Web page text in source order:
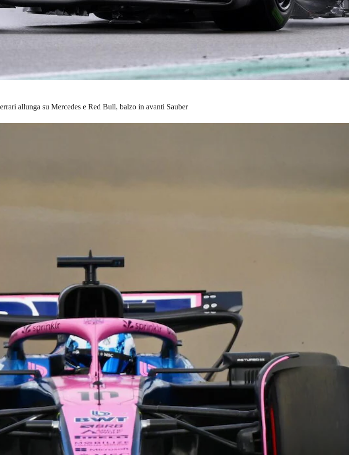
allunga su Mercedes e Red Bull, balzo in avanti Sauber